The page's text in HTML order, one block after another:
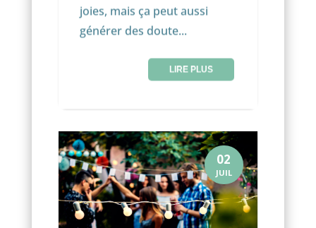
joies, mais ça peut aussi
générer des doute...
LIRE PLUS
02
JUIL